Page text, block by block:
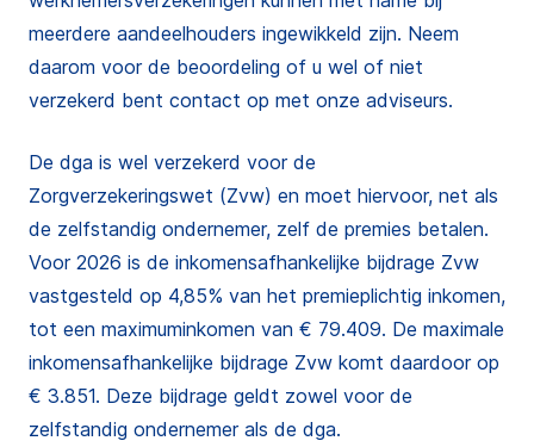
meerdere aandeelhouders ingewikkeld zijn. Neem
daarom voor de beoordeling of u wel of niet
verzekerd bent contact op met onze adviseurs.
De dga is wel verzekerd voor de
Zorgverzekeringswet (Zvw) en moet hiervoor, net als
de zelfstandig ondernemer, zelf de premies betalen.
Voor 2026 is de inkomensafhankelijke bijdrage Zvw
vastgesteld op 4,85% van het premieplichtig inkomen,
tot een maximuminkomen van € 79.409. De maximale
inkomensafhankelijke bijdrage Zvw komt daardoor op
€ 3.851. Deze bijdrage geldt zowel voor de
zelfstandig ondernemer als de dga.